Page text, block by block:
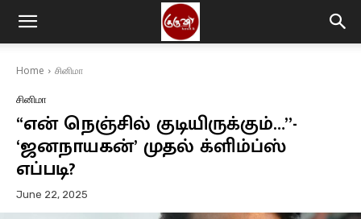
Home சினிமா
சினிமா
“என் நெஞ்சில் குடியிருக்கும்…”-
‘ஜனநாயகன்’ முதல் க்ளிம்ப்ஸ்
எப்படி?
June 22, 2025